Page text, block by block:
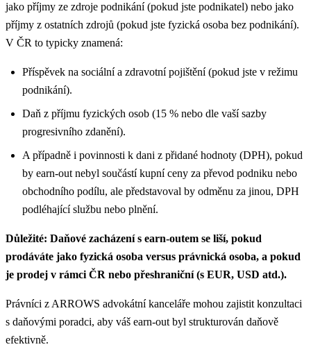
jako příjmy ze zdroje podnikání (pokud jste podnikatel) nebo jako
příjmy z ostatních zdrojů (pokud jste fyzická osoba bez podnikání).
V ČR to typicky znamená:
Příspěvek na sociální a zdravotní pojištění (pokud jste v režimu
podnikání).
Daň z příjmu fyzických osob (15 % nebo dle vaší sazby
progresivního zdanění).
A případně i povinnosti k dani z přidané hodnoty (DPH), pokud
by earn-out nebyl součástí kupní ceny za převod podniku nebo
obchodního podílu, ale představoval by odměnu za jinou, DPH
podléhající službu nebo plnění.
Důležité: Daňové zacházení s earn-outem se liší, pokud
prodáváte jako fyzická osoba versus právnická osoba, a pokud
je prodej v rámci ČR nebo přeshraniční (s EUR, USD atd.).
Právníci z ARROWS advokátní kanceláře mohou zajistit konzultaci
s daňovými poradci, aby váš earn-out byl strukturován daňově
efektivně.